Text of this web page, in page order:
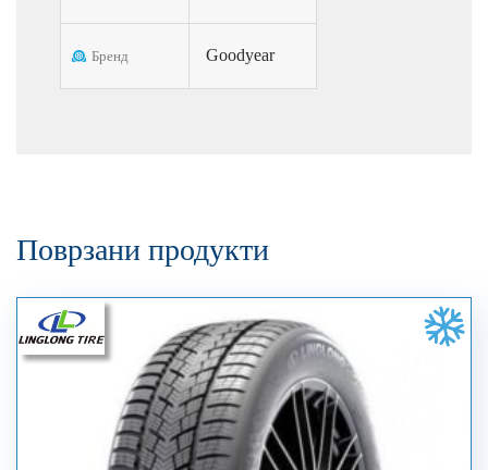
Бренд Goodyear
Поврзани продукти